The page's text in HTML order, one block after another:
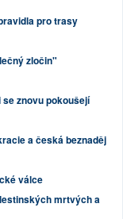
pro trasy
zločin"
znovu pokoušejí
a česká beznaděj
válce
mrtvých a